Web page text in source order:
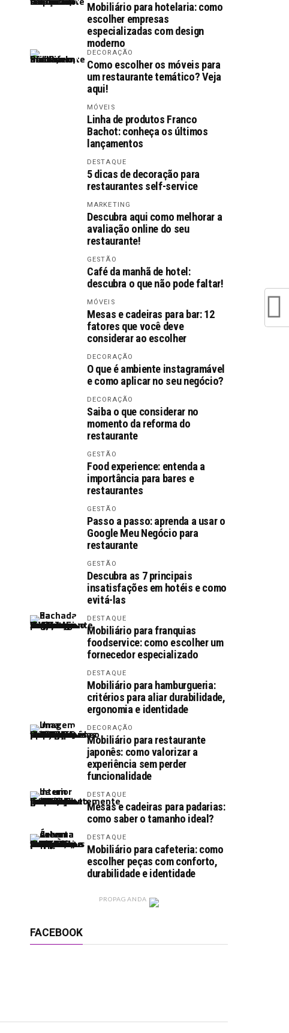
Mobiliário para hotelaria: como
escolher empresas
especializadas com design
moderno
DECORAÇÃO
Como escolher os móveis para
um restaurante temático? Veja
aqui!
MÓVEIS
Linha de produtos Franco
Bachot: conheça os últimos
lançamentos
DESTAQUE
5 dicas de decoração para
restaurantes self-service
MARKETING
Descubra aqui como melhorar a
avaliação online do seu
restaurante!
GESTÃO
Café da manhã de hotel:
descubra o que não pode faltar!
MÓVEIS
Mesas e cadeiras para bar: 12
fatores que você deve
considerar ao escolher
DECORAÇÃO
O que é ambiente instagramável
e como aplicar no seu negócio?
DECORAÇÃO
Saiba o que considerar no
momento da reforma do
restaurante
GESTÃO
Food experience: entenda a
importância para bares e
restaurantes
GESTÃO
Passo a passo: aprenda a usar o
Google Meu Negócio para
restaurante
GESTÃO
Descubra as 7 principais
insatisfações em hotéis e como
evitá-las
DESTAQUE
Mobiliário para franquias
foodservice: como escolher um
fornecedor especializado
DESTAQUE
Mobiliário para hamburgueria:
critérios para aliar durabilidade,
ergonomia e identidade
DECORAÇÃO
Mobiliário para restaurante
japonês: como valorizar a
experiência sem perder
funcionalidade
DESTAQUE
Mesas e cadeiras para padarias:
como saber o tamanho ideal?
DESTAQUE
Mobiliário para cafeteria: como
escolher peças com conforto,
durabilidade e identidade
PROPAGANDA
FACEBOOK